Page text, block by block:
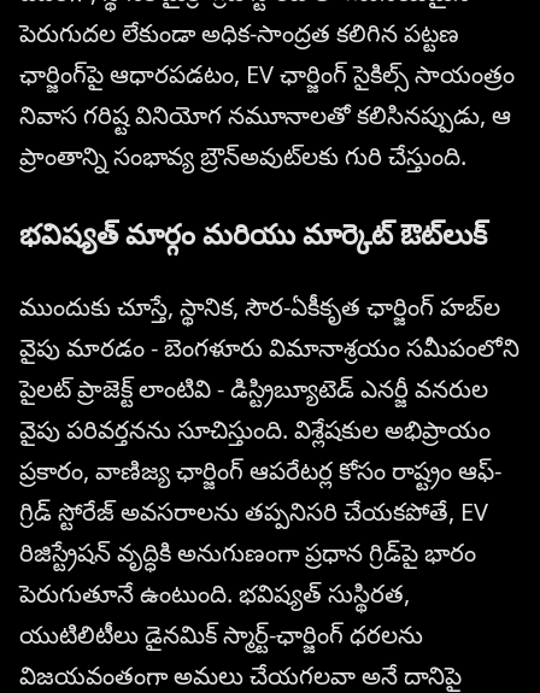
పెరుగుదల లేకుండా అధిక-సాంద్రత కలిగిన పట్టణ
ఛార్జింగ్‌పై ఆధారపడటం, EV ఛార్జింగ్ సైకిల్స్ సాయంత్రం
నివాస గరిష్ట వినియోగ నమూనాలతో కలిసినప్పుడు, ఆ
ప్రాంతాన్ని సంభావ్య బ్రౌన్‌అవుట్‌లకు గురి చేస్తుంది.
భవిష్యత్ మార్గం మరియు మార్కెట్ ఔట్‌లుక్
ముందుకు చూస్తే, స్థానిక, సౌర-ఏకీకృత ఛార్జింగ్ హబ్‌ల
వైపు మారడం - బెంగళూరు విమానాశ్రయం సమీపంలోని
పైలట్ ప్రాజెక్ట్ లాంటివి - డిస్ట్రిబ్యూటెడ్ ఎనర్జీ వనరుల
వైపు పరివర్తనను సూచిస్తుంది. విశ్లేషకుల అభిప్రాయం
ప్రకారం, వాణిజ్య ఛార్జింగ్ ఆపరేటర్ల కోసం రాష్ట్రం ఆఫ్-
గ్రిడ్ స్టోరేజ్ అవసరాలను తప్పనిసరి చేయకపోతే, EV
రిజిస్ట్రేషన్ వృద్ధికి అనుగుణంగా ప్రధాన గ్రిడ్‌పై భారం
పెరుగుతూనే ఉంటుంది. భవిష్యత్ సుస్థిరత,
యుటిలిటీలు డైనమిక్ స్మార్ట్-ఛార్జింగ్ ధరలను
విజయవంతంగా అమలు చేయగలవా అనే దానిపై